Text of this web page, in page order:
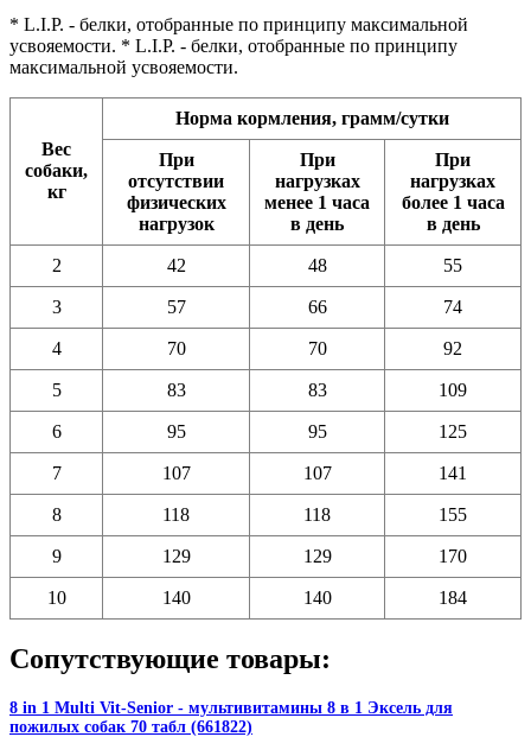
* L.I.P. - белки, отобранные по принципу максимальной
усвояемости. * L.I.P. - белки, отобранные по принципу
максимальной усвояемости.
Вес
собаки,
кг
Норма кормления, грамм/сутки
При
отсутствии
физических
нагрузок
При
нагрузках
менее 1 часа
в день
При
нагрузках
более 1 часа
в день
2 42 48 55
3 57 66 74
4 70 70 92
5 83 83 109
6 95 95 125
7 107 107 141
8 118 118 155
9 129 129 170
10 140 140 184
Сопутствующие товары:
8 in 1 Multi Vit-Senior - мультивитамины 8 в 1 Эксель для
пожилых собак 70 табл (661822)